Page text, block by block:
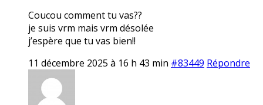
Coucou comment tu vas??
je suis vrm mais vrm désolée
j’espère que tu vas bien!!
11 décembre 2025 à 16 h 43 min #83449 Répondre